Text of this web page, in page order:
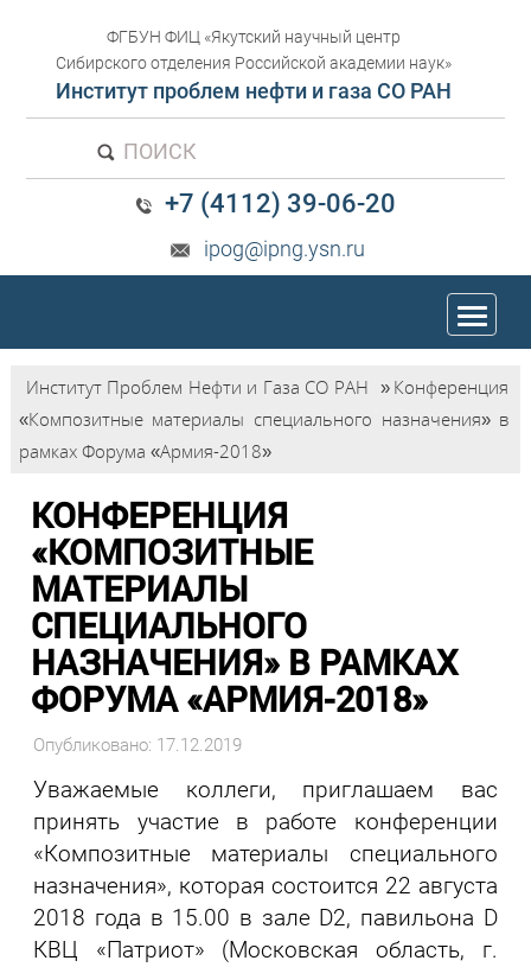
ФГБУН ФИЦ «Якутский научный центр
Сибирского отделения Российской академии наук»
Институт проблем нефти и газа СО РАН
ПОИСК
+7 (4112) 39-06-20
ipog@ipng.ysn.ru
trk
Институт Проблем Нефти и Газа СО РАН »Конференция
«Композитные материалы специального назначения» в
рамках Форума «Армия-2018»
КОНФЕРЕНЦИЯ
«КОМПОЗИТНЫЕ
МАТЕРИАЛЫ
СПЕЦИАЛЬНОГО
НАЗНАЧЕНИЯ» В РАМКАХ
ФОРУМА «АРМИЯ-2018»
Опубликовано: 17.12.2019
Уважаемые коллеги, приглашаем вас
принять участие в работе конференции
«Композитные материалы специального
назначения», которая состоится 22 августа
2018 года в 15.00 в зале D2, павильона D
КВЦ «Патриот» (Московская область, г.